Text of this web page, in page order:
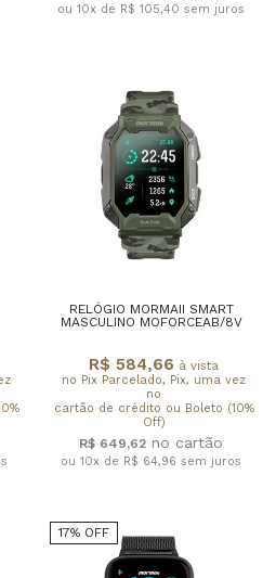
ou 10x de R$ 105,40 sem juros
RELÓGIO MORMAII SMART
MASCULINO MOFORCEAB/8V
R$ 584,66 à vista
no Pix Parcelado, Pix, uma vez
no
cartão de crédito ou Boleto (10%
Off)
R$ 649,62
ou 10x de R$ 64,96 sem juros
17% OFF